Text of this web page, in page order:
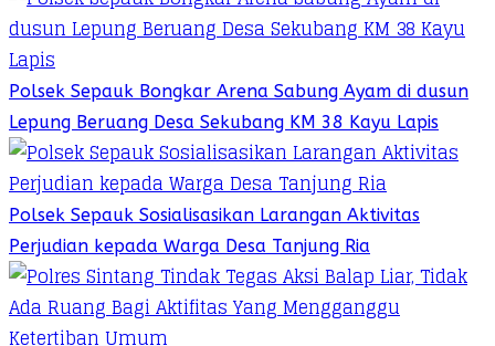
Polsek Sepauk Bongkar Arena Sabung Ayam di dusun
Lepung Beruang Desa Sekubang KM 38 Kayu Lapis
Polsek Sepauk Sosialisasikan Larangan Aktivitas
Perjudian kepada Warga Desa Tanjung Ria